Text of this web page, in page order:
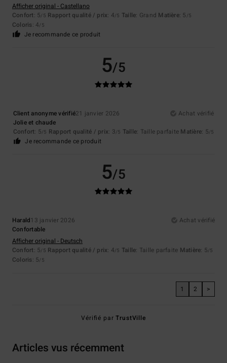
Afficher original - Castellano
Confort: 5/5 Rapport qualité / prix: 4/5 Taille: Grand Matière: 5 /5
Coloris: 4/5
Je recommande ce produit
5/5
Client anonyme vérifié21 janvier 2026
Achat vérifié
Jolie et chaude
Confort: 5/5 Rapport qualité / prix: 3/5 Taille: Taille parfaite Matière: 5/5
Je recommande ce produit
5/5
Harald13 janvier 2026
Achat vérifié
Confortable
Afficher original - Deutsch
Confort: 5/5 Rapport qualité / prix: 4/5 Taille: Taille parfaite Matière: 5/5
Coloris: 5/5
1 2 >
Vérifié parTrustVille
Articles vus récemment